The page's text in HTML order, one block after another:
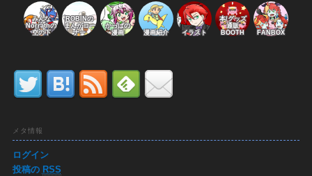
みんな
Norrathの
空の下
ROBINの
まんがコー
ナー
かっぱの
漫画
漫画紹介 イラスト
本/グッズ
通販
BOOTH
FANBOX
メタ情報
ログイン
投稿の RSS